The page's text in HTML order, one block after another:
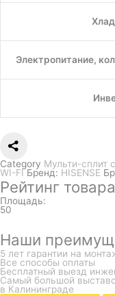
Электропитание,
Category Мульти-сплит
WI-FI Бренд: HISENSE
Рейтинг
Площадь:
50
Наши
5 лет гарантии на
Все способы оплаты
Бесплатный выезд
Самый большой
в Калининграде